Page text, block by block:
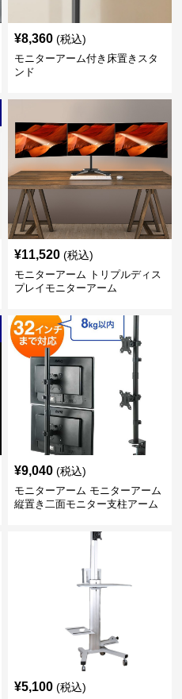
¥8,360 (税込)
モニターアーム付き床置きスタ
ンド
¥11,520 (税込)
モニターアーム トリプルディス
プレイモニターアーム
¥9,040 (税込)
モニターアーム モニターアーム
縦置き二面モニター支柱アーム
¥5,100 (税込)